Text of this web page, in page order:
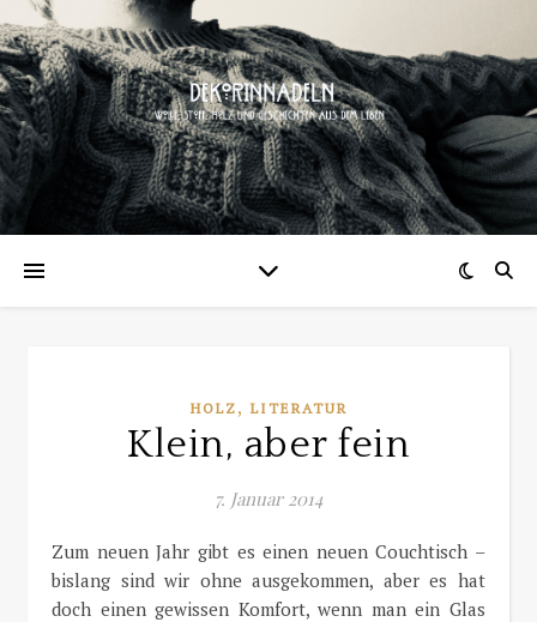
HOLZ , LITERATUR
Klein, aber fein
7. Januar 2014
Zum neuen Jahr gibt es einen neuen Couchtisch –
bislang sind wir ohne ausgekommen, aber es hat
doch einen gewissen Komfort, wenn man ein Glas